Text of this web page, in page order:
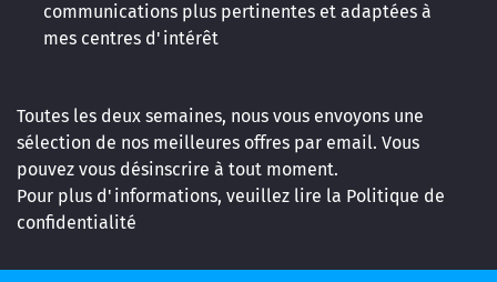
communications plus pertinentes et adaptées à
mes centres d'intérêt
Toutes les deux semaines, nous vous envoyons une
sélection de nos meilleures offres par email. Vous
pouvez vous désinscrire à tout moment.
Pour plus d'informations, veuillez lire la Politique de
confidentialité